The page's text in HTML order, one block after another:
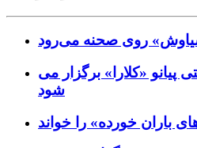
روی صحنه می‌رود
پیانو «کلارا» برگزار می
شود
باران خورده» را خواند